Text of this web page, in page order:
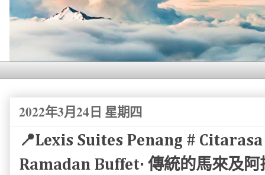
2022年3月24日 星期四
📍Lexis Suites Penang #
Ramadan Buffet· 傳統的馬來及